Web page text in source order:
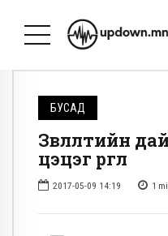
БУСАД
Зөвлөлтийн
цэцэг өргөлөө
2017-05-09 14:19 1